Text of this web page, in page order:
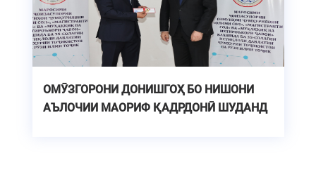
ОМӮЗГОРОНИ ДОНИШГОҲ БО НИШОНИ
АЪЛОЧИИ МАОРИФ ҚАДРДОНӢ ШУДАНД